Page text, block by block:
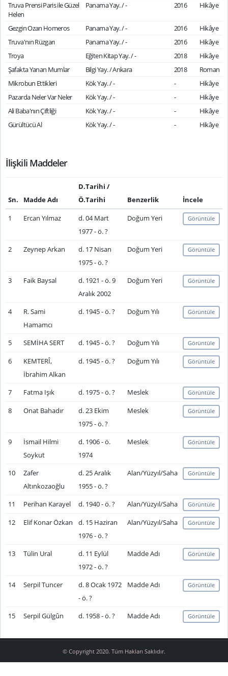
Truva Prensi Paris ile Güzel
Helen
Panama Yay. / - 2016 Hikâye
Gezgin Ozan Homeros Panama Yay. / - 2016
Hikâye
Truva'nın Rüzgarı
Panama Yay. / - 2016
Hikâye
Troya
Eğiten Kitap Yay. / - 2018
Hikâye
Şafakta Yanan Mumlar
Bilgi Yay. / Ankara 2018
Roman
Mikrobun Ettikleri
Kök Yay. / - -
Hikâye
Pazarda Neler Var Neler
Kök Yay. / - -
Hikâye
Ali Baba'nın Çiftliği
Kök Yay. / - -
Hikâye
Gürültücü Al
Kök Yay. / - - Hikâye
İlişkili Maddeler
Sn. Madde Adı
D.Tarihi /
Ö.Tarihi
Benzerlik
İncele
1
Ercan Yılmaz
d. 04 Mart
1977 - ö. ?
Doğum Yeri Görüntüle
2 Zeynep Arkan
d. 17 Nisan
1975 - ö. ?
Doğum Yeri Görüntüle
3 Faik Baysal
d. 1921 - ö. 9
Aralık 2002
Doğum Yeri Görüntüle
4
R. Sami
Hamamcı
d. 1945 - ö. ? Doğum Yılı Görüntüle
5 SEMİHA SERT d. 1945 - ö. ? Doğum Yılı Görüntüle
6
KEMTERÎ,
İbrahim Alkan
d. 1945 - ö. ? Doğum Yılı Görüntüle
7 Fatma Işık d. 1975 - ö. ? Meslek Görüntüle
8 Onat Bahadır
d. 23 Ekim
1975 - ö. ?
Meslek Görüntüle
9
İsmail Hilmi
Soykut
d. 1906 - ö.
1974
Meslek Görüntüle
10
Zafer
Altınkozaoğlu
d. 25 Aralık
1955 - ö. ?
Alan/Yüzyıl/Saha Görüntüle
11 Perihan Karayel d. 1940 - ö. ? Alan/Yüzyıl/Saha Görüntüle
12 Elif Konar Özkan
d. 15 Haziran
1976 - ö. ?
Alan/Yüzyıl/Saha Görüntüle
13 Tülin Ural
d. 11 Eylül
1972 - ö. ?
Madde Adı Görüntüle
14 Serpil Tuncer
d. 8 Ocak 1972
- ö. ?
Madde Adı Görüntüle
15 Serpil Gülgûn d. 1958 - ö. ? Madde Adı Görüntüle
© Copyright 2020. Tüm Hakları Saklıdır.